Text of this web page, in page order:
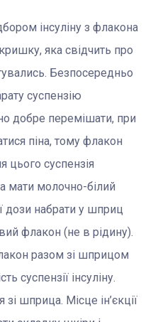
інсуліну з флакона
яка свідчить про
Безпосередньо
суспензію
добре перемішати, при
піна, тому флакон
цього суспензія
мати молочно-білий
дози набрати у шприц
флакон (не в рідину).
разом зі шприцом
суспензії інсуліну.
шприца. Місце ін’єкції